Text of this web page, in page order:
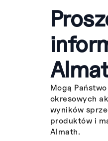
Mogą
okresowych
wyników
produktów i
Almath.